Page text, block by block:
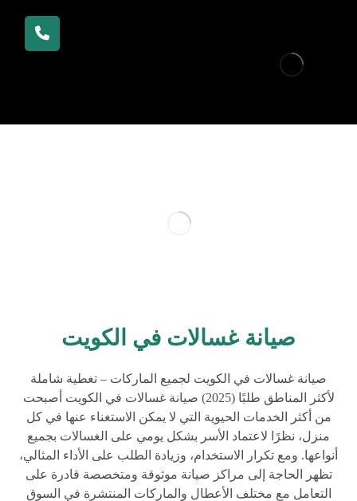
صيانة غسالات في الكويت
صيانة غسالات في الكويت لجميع الماركات – تغطية شاملة
لأكثر المناطق طلبًا (2025) صيانة غسالات في الكويت أصبحت
من أكثر الخدمات الحيوية التي لا يمكن الاستغناء عنها في كل
منزل، نظرًا لاعتماد الأسر بشكل يومي على الغسالات بجميع
أنواعها. ومع تكرار الاستخدام، وزيادة الطلب على الأداء المثالي،
تظهر الحاجة إلى مراكز صيانة موثوقة ومتخصصة قادرة على
التعامل مع مختلف الأعطال والماركات المنتشرة في السوق